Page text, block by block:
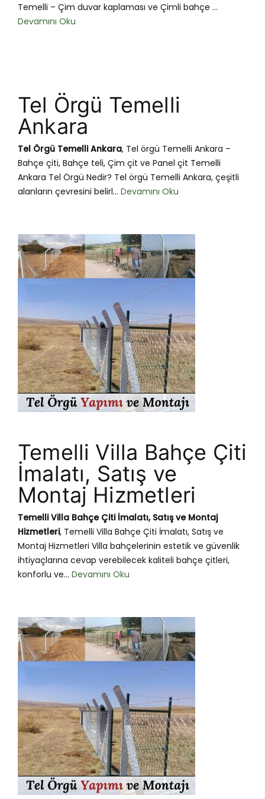
Temelli – Çim duvar kaplaması ve Çimli bahçe ...
Devamını Oku
Tel Örgü Temelli
Ankara
Tel Örgü Temelli Ankara, Tel örgü Temelli Ankara –
Bahçe çiti, Bahçe teli, Çim çit ve Panel çit Temelli
Ankara Tel Örgü Nedir? Tel örgü Temelli Ankara, çeşitli
alanların çevresini belirl... Devamını Oku
Temelli Villa Bahçe Çiti
İmalatı, Satış ve
Montaj Hizmetleri
Temelli Villa Bahçe Çiti İmalatı, Satış ve Montaj
Hizmetleri, Temelli Villa Bahçe Çiti İmalatı, Satış ve
Montaj Hizmetleri Villa bahçelerinin estetik ve güvenlik
ihtiyaçlarına cevap verebilecek kaliteli bahçe çitleri,
konforlu ve... Devamını Oku